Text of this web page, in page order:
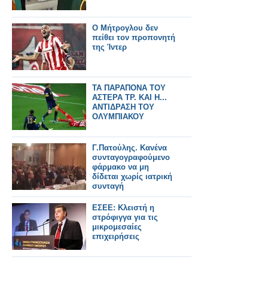
Ο Μήτρογλου δεν
πείθει τον προπονητή
της Ίντερ
ΤΑ ΠΑΡΑΠΟΝΑ ΤΟΥ
ΑΣΤΕΡΑ ΤΡ. ΚΑΙ Η...
ΑΝΤΙΔΡΑΣΗ ΤΟΥ
ΟΛΥΜΠΙΑΚΟΥ
Γ.Πατούλης. Κανένα
συνταγογραφούμενο
φάρμακο να μη
δίδεται χωρίς ιατρική
συνταγή
ΕΣΕΕ: Κλειστή η
στρόφιγγα για τις
μικρομεσαίες
επιχειρήσεις